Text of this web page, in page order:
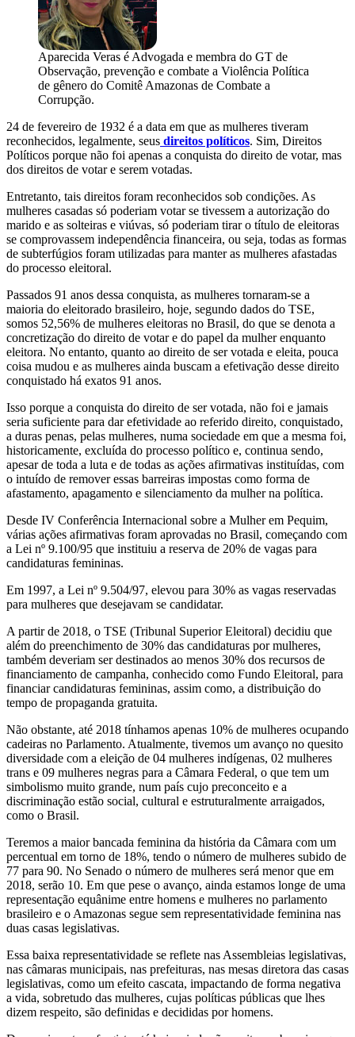
Aparecida Veras é Advogada e membra do GT de
Observação, prevenção e combate a Violência Política
de gênero do Comitê Amazonas de Combate a
Corrupção.
24 de fevereiro de 1932 é a data em que as mulheres tiveram
reconhecidos, legalmente, seus direitos políticos. Sim, Direitos
Políticos porque não foi apenas a conquista do direito de votar, mas
dos direitos de votar e serem votadas.
Entretanto, tais direitos foram reconhecidos sob condições. As
mulheres casadas só poderiam votar se tivessem a autorização do
marido e as solteiras e viúvas, só poderiam tirar o título de eleitoras
se comprovassem independência financeira, ou seja, todas as formas
de subterfúgios foram utilizadas para manter as mulheres afastadas
do processo eleitoral.
Passados 91 anos dessa conquista, as mulheres tornaram-se a
maioria do eleitorado brasileiro, hoje, segundo dados do TSE,
somos 52,56% de mulheres eleitoras no Brasil, do que se denota a
concretização do direito de votar e do papel da mulher enquanto
eleitora. No entanto, quanto ao direito de ser votada e eleita, pouca
coisa mudou e as mulheres ainda buscam a efetivação desse direito
conquistado há exatos 91 anos.
Isso porque a conquista do direito de ser votada, não foi e jamais
seria suficiente para dar efetividade ao referido direito, conquistado,
a duras penas, pelas mulheres, numa sociedade em que a mesma foi,
historicamente, excluída do processo político e, continua sendo,
apesar de toda a luta e de todas as ações afirmativas instituídas, com
o intuído de remover essas barreiras impostas como forma de
afastamento, apagamento e silenciamento da mulher na política.
Desde IV Conferência Internacional sobre a Mulher em Pequim,
várias ações afirmativas foram aprovadas no Brasil, começando com
a Lei nº 9.100/95 que instituiu a reserva de 20% de vagas para
candidaturas femininas.
Em 1997, a Lei nº 9.504/97, elevou para 30% as vagas reservadas
para mulheres que desejavam se candidatar.
A partir de 2018, o TSE (Tribunal Superior Eleitoral) decidiu que
além do preenchimento de 30% das candidaturas por mulheres,
também deveriam ser destinados ao menos 30% dos recursos de
financiamento de campanha, conhecido como Fundo Eleitoral, para
financiar candidaturas femininas, assim como, a distribuição do
tempo de propaganda gratuita.
Não obstante, até 2018 tínhamos apenas 10% de mulheres ocupando
cadeiras no Parlamento. Atualmente, tivemos um avanço no quesito
diversidade com a eleição de 04 mulheres indígenas, 02 mulheres
trans e 09 mulheres negras para a Câmara Federal, o que tem um
simbolismo muito grande, num país cujo preconceito e a
discriminação estão social, cultural e estruturalmente arraigados,
como o Brasil.
Teremos a maior bancada feminina da história da Câmara com um
percentual em torno de 18%, tendo o número de mulheres subido de
77 para 90. No Senado o número de mulheres será menor que em
2018, serão 10. Em que pese o avanço, ainda estamos longe de uma
representação equânime entre homens e mulheres no parlamento
brasileiro e o Amazonas segue sem representatividade feminina nas
duas casas legislativas.
Essa baixa representatividade se reflete nas Assembleias legislativas,
nas câmaras municipais, nas prefeituras, nas mesas diretora das casas
legislativas, como um efeito cascata, impactando de forma negativa
a vida, sobretudo das mulheres, cujas políticas públicas que lhes
dizem respeito, são definidas e decididas por homens.